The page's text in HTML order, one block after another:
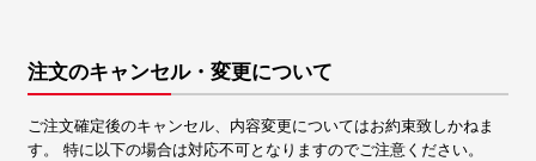
注文のキャンセル・変更について
ご注文確定後のキャンセル、内容変更についてはお約束致しかねま
す。 特に以下の場合は対応不可となりますのでご注意ください。